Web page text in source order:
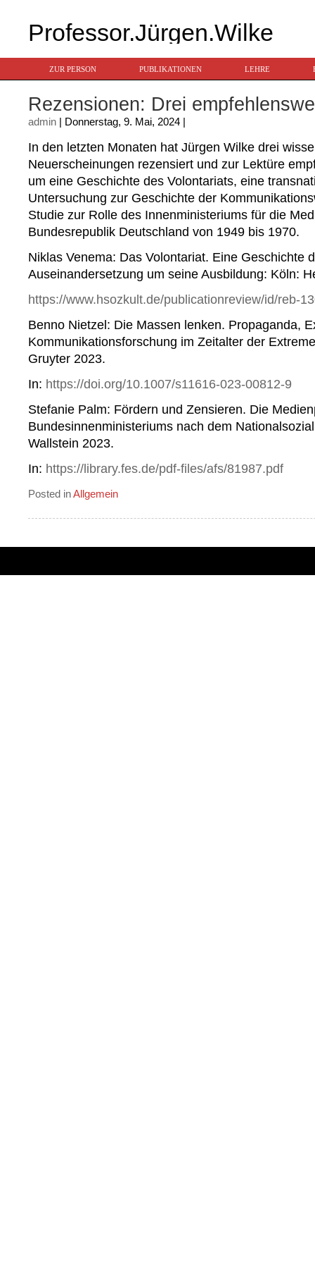
Professor.Jürgen.Wilke
ZUR PERSON PUBLIKATIONEN LEHRE
Rezensionen: Drei
admin | Donnerstag, 9. Mai, 2024 |
In den letzten Monaten hat Jürgen Wilke drei
Neuerscheinungen rezensiert und zur Lektüre
um eine Geschichte des Volontariats, eine
Untersuchung zur Geschichte der
Studie zur Rolle des Innenministeriums für die
Bundesrepublik Deutschland von 1949 bis 1970.
Niklas Venema: Das Volontariat. Eine Geschichte
Auseinandersetzung um seine Ausbildung: Köln:
https://www.hsozkult.de/publicationreview/id/reb-
Benno Nietzel: Die Massen lenken. Propaganda,
Kommunikationsforschung im Zeitalter der
Gruyter 2023.
In: https://doi.org/10.1007/s11616-023-00812-9
Stefanie Palm: Fördern und Zensieren. Die
Bundesinnenministeriums nach dem
Wallstein 2023.
In: https://library.fes.de/pdf-files/afs/81987.pdf
Posted inAllgemein